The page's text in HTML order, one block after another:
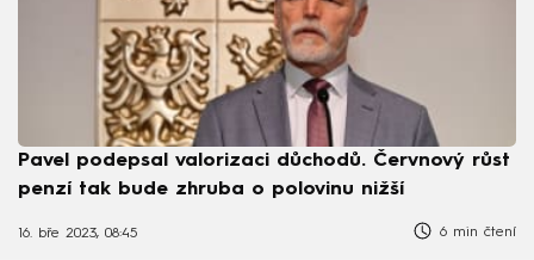
Pavel podepsal valorizaci důchodů. Červnový růst
penzí tak bude zhruba o polovinu nižší
16. bře 2023, 08:45 6 min čtení